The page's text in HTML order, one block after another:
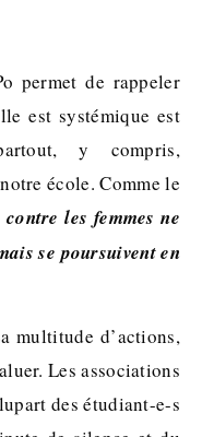
permet de rappeler
est systémique est
y compris,
école. Comme le
les femmes ne
se poursuivent en
multitude d’actions,
Les associations
des étudiant-e-s